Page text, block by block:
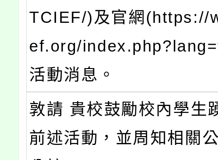
TCIEF/)及官網(https://
ef.org/
活動消息。
敦請 貴校鼓勵校內學生
前述活動，並周知相關